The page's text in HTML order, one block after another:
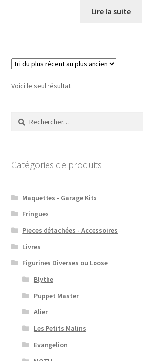
Lire la suite
Voici le seul résultat
Rechercher :
Catégories de produits
Maquettes - Garage Kits
Fringues
Pieces détachées - Accessoires
Livres
Figurines Diverses ou Loose
Blythe
Puppet Master
Alien
Les Petits Malins
Evangelion